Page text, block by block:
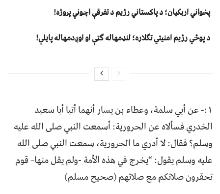
پخواني اربکیان؛ د پاکستاني رژیم د تفرقې اچونې پروژه!
د پوځي رژیم امنیتي تګلاره؛ لنډمهاله ګټې او اوږدمهاله پایلې!
۱:- عن أبي سلمة، وعطاء بن يسار أنهما أتيا أبا سعيد
الخدري فسألاه عن الحرورية: أسمعت النبي صلى الله عليه
وسلم؟ فقال: لا أدري ما الحرورية، سمعت النبي صلى الله
عليه وسلم يقول: “يخرج في هذه الأمة -ولم يقل منها– قوم
تحقرون صلاتكم مع صلاتهم (صحيح مسلم)